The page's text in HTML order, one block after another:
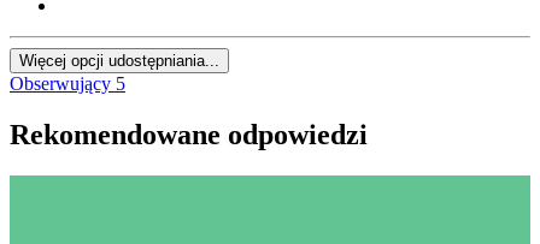
Więcej opcji udostępniania...
Obserwujący 5
Rekomendowane odpowiedzi